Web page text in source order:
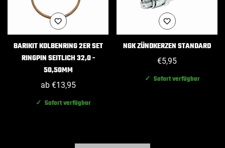
BARIKIT KOLBENRING 2ER SET
RINGPIN SEITLICH 32,0 -
50,50MM
Regulärer
ab €13,95
✓ Sofort verfügbar
NGK ZÜNDKERZEN STANDARD
Regulärer
€5,95
✓ Sofort verfügbar